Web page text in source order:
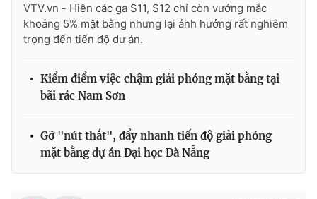
VTV.vn - Hiện các ga S11, S12 chỉ còn vướng mắc
khoảng 5% mặt bằng nhưng lại ảnh hưởng rất nghiêm
trọng đến tiến độ dự án.
Kiểm điểm việc chậm giải phóng mặt bằng tại
bãi rác Nam Sơn
Gỡ "nút thắt", đẩy nhanh tiến độ giải phóng
mặt bằng dự án Đại học Đà Nẵng